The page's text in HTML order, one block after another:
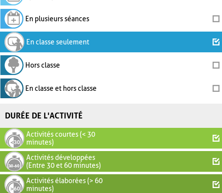
En plusieurs séances
En classe seulement
Hors classe
En classe et hors classe
DURÉE DE L'ACTIVITÉ
Activités courtes (< 30
minutes)
Activités développées
(Entre 30 et 60 minutes)
Activités élaborées (> 60
minutes)